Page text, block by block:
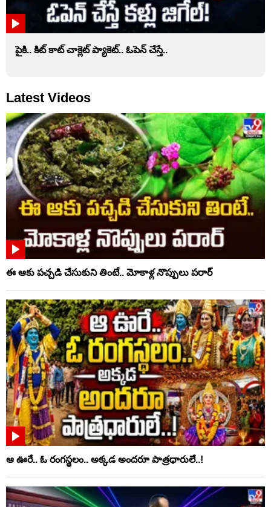
పైకి.. కిట్‌ కాట్‌ చాక్లెట్ ప్యాకెట్‌.. ఓపెన్‌ చేస్తే..
Latest Videos
ఈ ఆకు పచ్చడి చేసుకుని తింటే.. మోకాళ్ల నొప్పులు పరార్‌
ఆ ఊరే.. ఓ రంగస్థలం.. అక్కడ అందరూ పాత్రధారులే..!